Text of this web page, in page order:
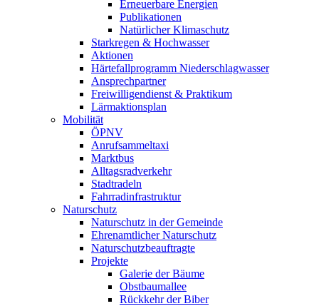
Erneuerbare Energien
Publikationen
Natürlicher Klimaschutz
Starkregen & Hochwasser
Aktionen
Härtefallprogramm Niederschlagwasser
Ansprechpartner
Freiwilligendienst & Praktikum
Lärmaktionsplan
Mobilität
ÖPNV
Anrufsammeltaxi
Marktbus
Alltagsradverkehr
Stadtradeln
Fahrradinfrastruktur
Naturschutz
Naturschutz in der Gemeinde
Ehrenamtlicher Naturschutz
Naturschutzbeauftragte
Projekte
Galerie der Bäume
Obstbaumallee
Rückkehr der Biber